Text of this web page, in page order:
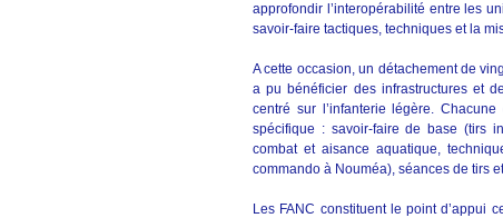
approfondir l’interopérabilité entre les
savoir-faire tactiques, techniques et la
A cette occasion, un détachement de
a pu bénéficier des infrastructures et
centré sur l’infanterie légère.
spécifique : savoir-faire de base (tirs
combat et aisance aquatique,
commando à Nouméa), séances de tirs
Les FANC constituent le point d’appui